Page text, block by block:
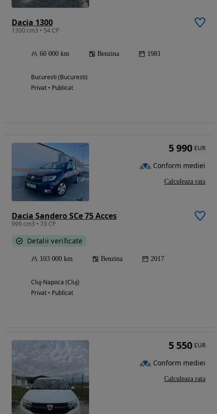
Dacia 1300
1300 cm3 • 54 CP
60 000 km Benzina 1981
Bucuresti (Bucuresti)
Privat • Publicat
Dacia Sandero SCe 75 Acces
999 cm3 • 73 CP
Detalii verificate
103 000 km Benzina 2017
Cluj-Napoca (Cluj)
Privat • Publicat
5 990 EUR
Conform mediei
Calculeaza rata
5 550 EUR
Conform mediei
Calculeaza rata